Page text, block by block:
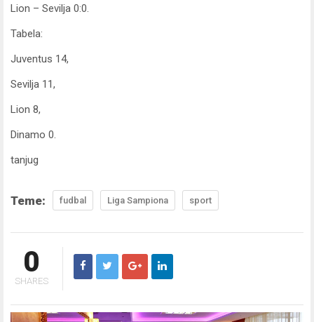
Lion – Sevilja 0:0.
Tabela:
Juventus 14,
Sevilja 11,
Lion 8,
Dinamo 0.
tanjug
Teme: fudbal Liga Sampiona sport
0
SHARES